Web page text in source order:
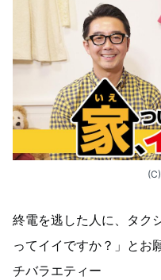
終電を逃した人に、タク
ってイイですか？」とお
チバラエティー